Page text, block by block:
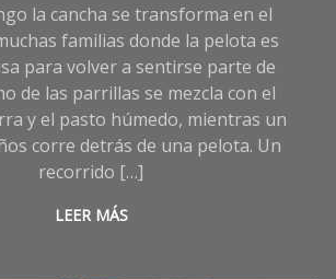
Crónicas
de
Sociedad,
Deportes,
Sociedad
la cancha se transforma en el
familias donde la pelota es
para volver a sentirse parte de
de las parrillas se mezcla con el
y el pasto húmedo, mientras un
corre detrás de una pelota. Un
recorrido […]
LEER MÁS